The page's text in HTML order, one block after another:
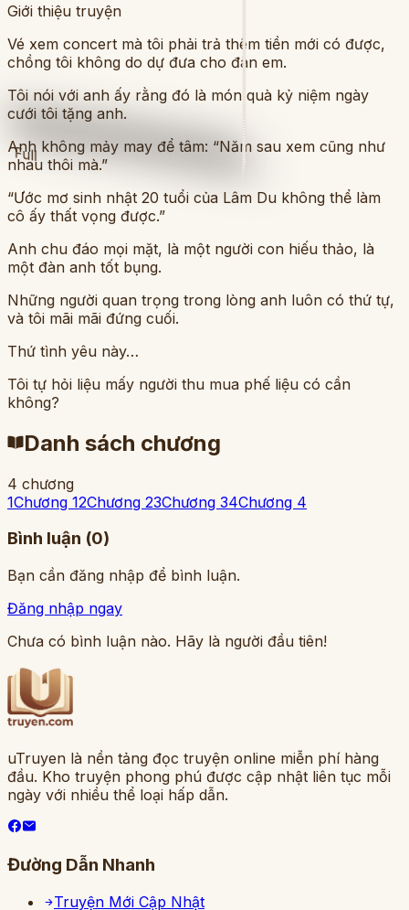
Full
Giới thiệu truyện
Vé xem concert mà tôi phải trả thêm tiền mới có được,
chồng tôi không do dự đưa cho đàn em.
Tôi nói với anh ấy rằng đó là món quà kỷ niệm ngày
cưới tôi tặng anh.
Anh không mảy may để tâm: “Năm sau xem cũng như
nhau thôi mà.”
“Ước mơ sinh nhật 20 tuổi của Lâm Du không thể làm
cô ấy thất vọng được.”
Anh chu đáo mọi mặt, là một người con hiếu thảo, là
một đàn anh tốt bụng.
Những người quan trọng trong lòng anh luôn có thứ tự,
và tôi mãi mãi đứng cuối.
Thứ tình yêu này…
Tôi tự hỏi liệu mấy người thu mua phế liệu có cần
không?
Danh sách chương
4 chương
1Chương 12Chương 23Chương 34Chương 4
Bình luận (0)
Bạn cần đăng nhập để bình luận.
Đăng nhập ngay
Chưa có bình luận nào. Hãy là người đầu tiên!
uTruyen là nền tảng đọc truyện online miễn phí hàng
đầu. Kho truyện phong phú được cập nhật liên tục mỗi
ngày với nhiều thể loại hấp dẫn.
Đường Dẫn Nhanh
Truyện Mới Cập Nhật